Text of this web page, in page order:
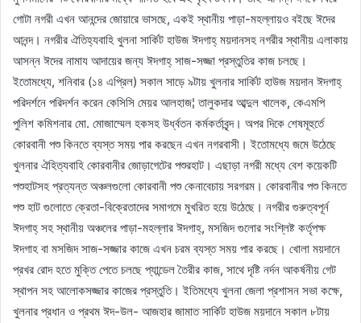
গোটা নগরী এখন আনন্দের জোয়ারে ভাসছে, একই স্থানীয় পাড়া-মহল্লায়ও বইছে ঈদের
আনন্দ। নগরীর ঐতিহ্যবাহি খুলনা সার্কিট হাউজ ঈদগাহ্ ময়দানসহ নগরীর স্থানীয় এলাকায়
আসন্ন ঈদের নামায আদায়ের জন্য ঈদগাহ্ সাজ-সজ্জা প্রস্তুতির কাজ চলছে।
ইতোমধ্যে, শনিবার (১৪ এপ্রিল) সকাল সাড়ে ৯টায় খুলনার সার্কিট হাউজ ময়দান ঈদগাহ্
পরিদর্শনে পরিদর্শন করেন কেসিসি মেয়র আলহাজ¦ তালুকদার আব্দুল খালেক, কেএমপি
পুলিশ কমিশনার মো. মোজাম্মেল হকসহ উর্ধ্বতন কর্মকর্তাবৃন্দ। অপর দিকে শেষমূহুর্তে
কোরবানী পশু কিনতে ব্যস্ত সময় পার করছেন এখন নগরবাসী। ইতোমধ্যে জমে উঠেছে
খুলনার ঐহিত্যবাহি কোরবানীর জোড়াগেটের পশুরহাট। এছাড়া নগরী মধ্যে বেশ কয়েকটি
পশুহাটসহ প্রত্যন্ত অঞ্চলগুলো কোরবানী পশু কেনাবেচায় সরগরম। কোরবানীর পশু কিনতে
পশু হাট গুলোতে ক্রেতা-বিক্রেতাদের সমাগমে মুখরিত হয়ে উঠেছে। নগরীর গুরুত্বপূর্ন
ঈদগাহ্ সহ স্থানীয় অঞ্চলের পাড়া-মহল্লার ঈদগাহ্, মসজিদ গুলোর সংশ্লিষ্ট কর্তৃপক্ষ
ঈদগাহ বা মসজিদ সাজ-সজ্জার কাজে এখন চরম ব্যস্ত সময় পার করছে। খোলা ময়দানে
প্রখর রোদ হতে মুক্তি পেতে চলছে প্যান্ডেল তৈরীর কাজ, সাথে দৃষ্টি নর্দন আকর্ষনীয় গেট
স্থাপন সহ আলোকসজ্জার কাজের প্রস্তুতি। ইতিমধ্যে খুলনা জেলা প্রশাসন সভা কক্ষে,
খুলনার প্রধান ও প্রথম ঈদ-উল- আজহার জামাত সার্কিট হাউজ ময়দানে সকাল ৮টায়